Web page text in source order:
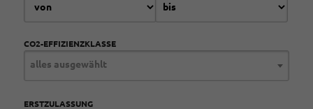
CO2-EFFIZIENZKLASSE
alles ausgewählt
ERSTZULASSUNG